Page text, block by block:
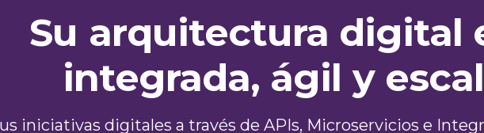
Su arquitectura digital
integrada, ágil y
iniciativas digitales a través de APIs, Microservicios e